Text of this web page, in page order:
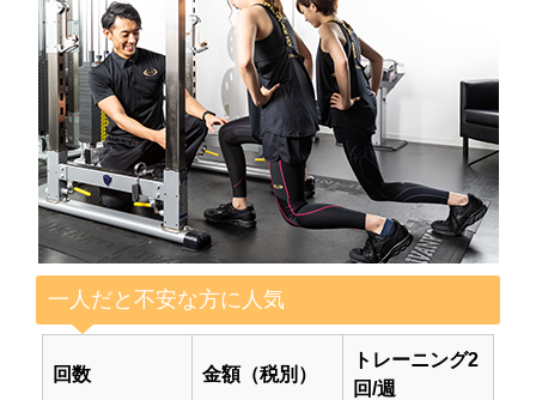
一人だと不安な方に人気
回数 金額（税別）
トレーニング2
回/週